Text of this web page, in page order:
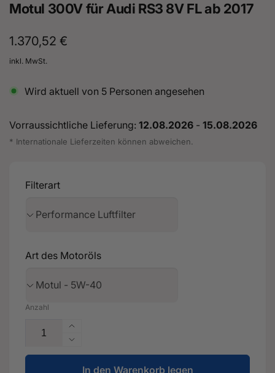
Motul 300V für Audi RS3 8V FL ab 2017
Normaler
Preis
1.370,52 €
inkl. MwSt.
Wird aktuell von 5 Personen angesehen
Vorraussichtliche Lieferung: 12.08.2026 - 15.08.2026
* Internationale Lieferzeiten können abweichen.
Filterart
Art des Motoröls
Anzahl
Erhöhe
die
Menge
für
Verringere
die
In den Warenkorb legen